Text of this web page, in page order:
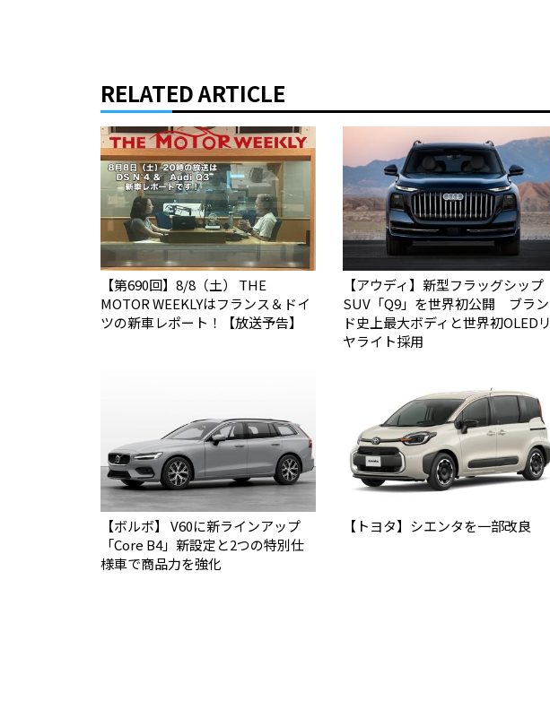
RELATED ARTICLE
【第690回】8/8（土） THE
MOTOR WEEKLYはフランス＆ドイ
ツの新車レポート！【放送予告】
【アウディ】新型フラッグシップ
SUV「Q9」を世界初公開 ブラン
ド史上最大ボディと世界初OLEDリ
ヤライト採用
【ボルボ】 V60に新ラインアップ
「Core B4」新設定と2つの特別仕
様車で商品力を強化
【トヨタ】シエンタを一部改良